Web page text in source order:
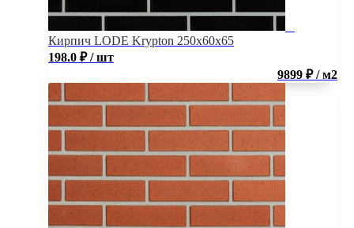
Кирпич LODE Krypton 250x60x65
198.0 ₽ / шт
9899 ₽ / м2